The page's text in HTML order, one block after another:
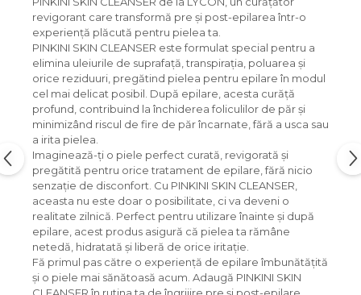
revigorant care transformă pre și post-epilarea într-o
experiență plăcută pentru pielea ta.
PINKINI SKIN CLEANSER este formulat special pentru a
elimina uleiurile de suprafață, transpirația, poluarea și
orice reziduuri, pregătind pielea pentru epilare în modul
cel mai delicat posibil. După epilare, acesta curăță
profund, contribuind la închiderea foliculilor de păr și
minimizând riscul de fire de păr încarnate, fără a usca sau
a irita pielea.
Imaginează-ți o piele perfect curată, revigorată și
pregătită pentru orice tratament de epilare, fără nicio
senzație de disconfort. Cu PINKINI SKIN CLEANSER,
aceasta nu este doar o posibilitate, ci va deveni o
realitate zilnică. Perfect pentru utilizare înainte și după
epilare, acest produs asigură că pielea ta rămâne
netedă, hidratată și liberă de orice iritație.
Fă primul pas către o experiență de epilare îmbunătățită
și o piele mai sănătoasă acum. Adaugă PINKINI SKIN
CLEANSER în rutina ta de îngrijire pre și post-epilare